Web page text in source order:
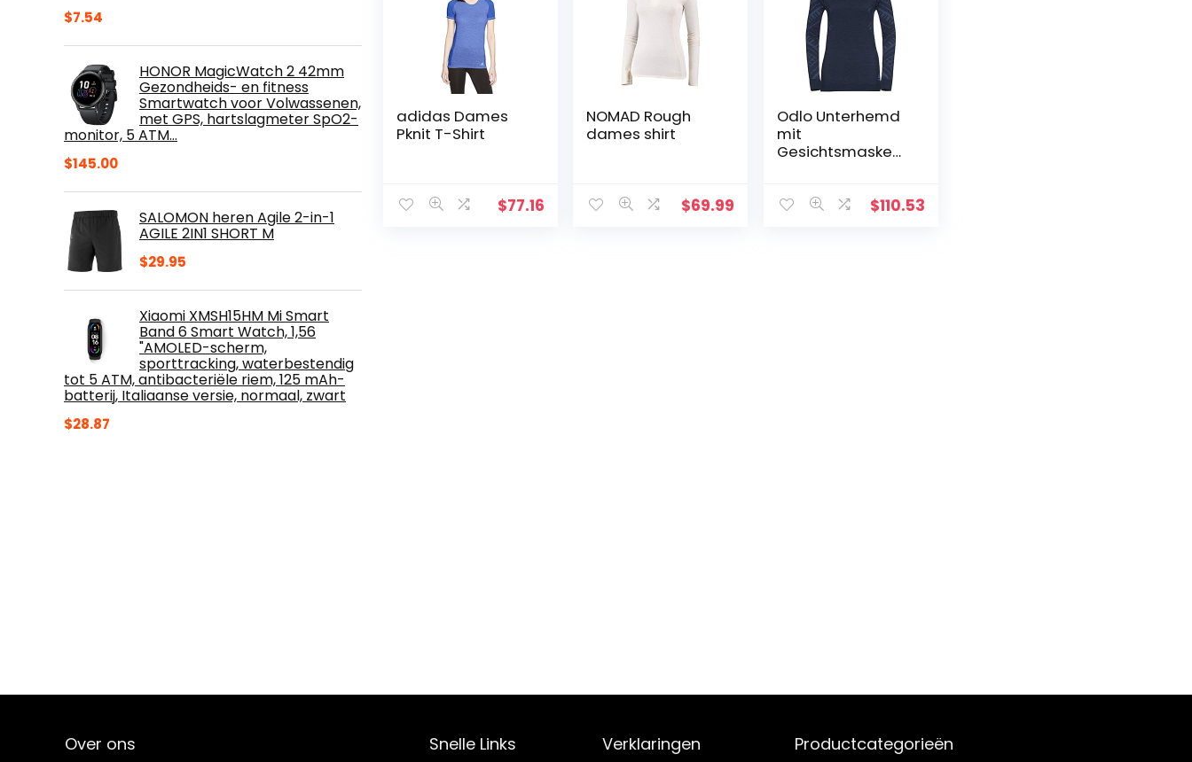
$7.54
HONOR MagicWatch 2 42mm
Gezondheids- en fitness
Smartwatch voor Volwassenen,
met GPS, hartslagmeter SpO2-
monitor, 5 ATM…
$145.00
SALOMON heren Agile 2-in-1
AGILE 2IN1 SHORT M
$29.95
Xiaomi XMSH15HM Mi Smart
Band 6 Smart Watch, 1,56
"AMOLED-scherm,
sporttracking, waterbestendig
tot 5 ATM, antibacteriële riem, 125 mAh-
batterij, Italiaanse versie, normaal, zwart
$28.87
adidas Dames
Pknit T-Shirt
$77.16
NOMAD Rough
dames shirt
$69.99
Odlo Unterhemd
mit
Gesichtsmaske
gezichtsmasker.
$110.53
Over ons Snelle Links Verklaringen Productcategorieën